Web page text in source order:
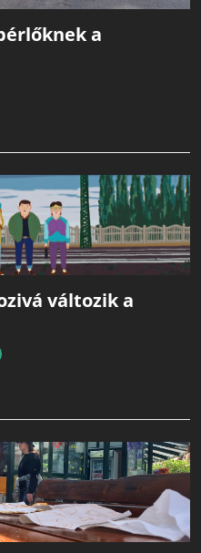
a
változik a